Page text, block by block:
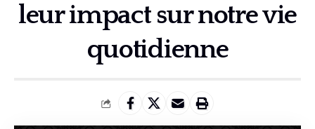
leur impact sur notre vie
quotidienne